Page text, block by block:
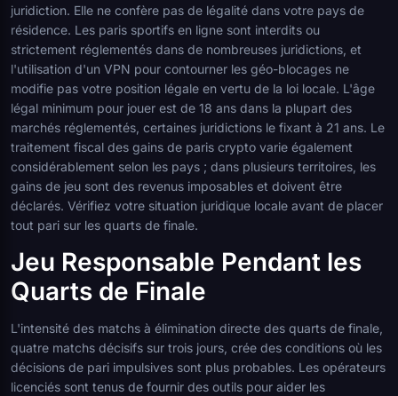
juridiction. Elle ne confère pas de légalité dans votre pays de
résidence. Les paris sportifs en ligne sont interdits ou
strictement réglementés dans de nombreuses juridictions, et
l'utilisation d'un VPN pour contourner les géo-blocages ne
modifie pas votre position légale en vertu de la loi locale. L'âge
légal minimum pour jouer est de 18 ans dans la plupart des
marchés réglementés, certaines juridictions le fixant à 21 ans. Le
traitement fiscal des gains de paris crypto varie également
considérablement selon les pays ; dans plusieurs territoires, les
gains de jeu sont des revenus imposables et doivent être
déclarés. Vérifiez votre situation juridique locale avant de placer
tout pari sur les quarts de finale.
Jeu Responsable Pendant les
Quarts de Finale
L'intensité des matchs à élimination directe des quarts de finale,
quatre matchs décisifs sur trois jours, crée des conditions où les
décisions de pari impulsives sont plus probables. Les opérateurs
licenciés sont tenus de fournir des outils pour aider les